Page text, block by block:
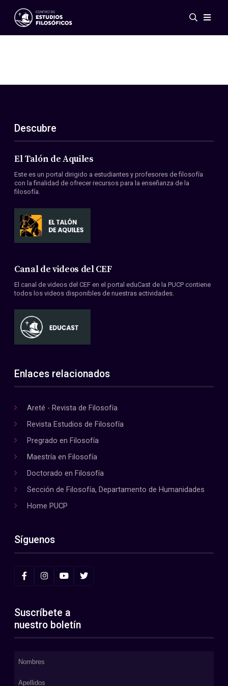
Eventos
ES
EN
Acerca de nosotros
Miembros
Convenios
Descubre
El Talón de Aquiles
Este es un portal dirigido a estudiantes y profesores de filosofía
con la finalidad de ofrecer recursos para la enseñanza de la
filosofía.
Canal de videos del CEF
El canal de videos del CEF en el portal eduCast de la PUCP contiene
todos los videos disponibles de nuestras actividades.
Enlaces relacionados
Areté - Revista de Filosofía
Revista Estudios de Filosofía
Pregrado en Filosofía
Maestría en Filosofía
Doctorado en Filosofía
Sección de Filosofía, Departamento de Humanidades
Home PUCP
Síguenos
Suscríbete a
nuestro boletín